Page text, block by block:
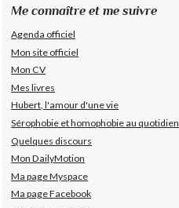
Me connaître et me suivre
Agenda officiel
Mon site officiel
Mon CV
Mes livres
Hubert, l'amour d'une vie
Sérophobie et homophobie au quotidien
Quelques discours
Mon DailyMotion
Ma page Myspace
Ma page Facebook